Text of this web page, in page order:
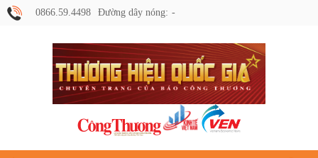
Đường dây nóng:
0866.59.4498